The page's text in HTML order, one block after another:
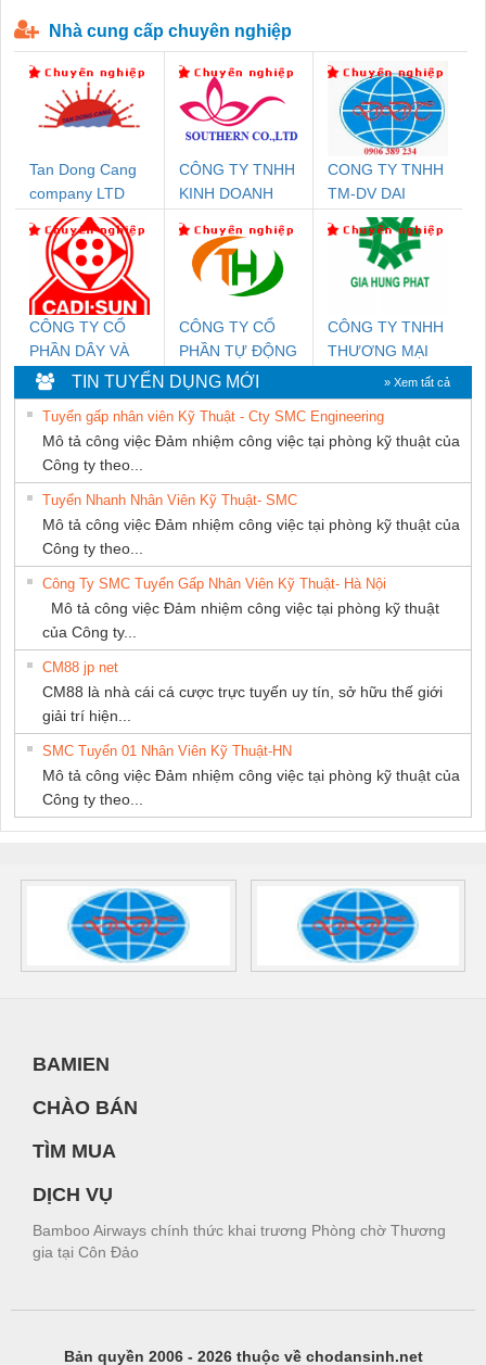
Nhà cung cấp chuyên nghiệp
Tan Dong Cang
company LTD
CÔNG TY TNHH
KINH DOANH
PHƯƠNG NAM
CONG TY TNHH
TM-DV DAI
DONG THANH
CÔNG TY CỔ
PHẦN DÂY VÀ
CÁP ĐIỆN
THƯỢNG ĐÌNH
CÔNG TY CỔ
PHẦN TỰ ĐỘNG
TIẾN HƯNG
CÔNG TY TNHH
THƯƠNG MẠI
DỊCH VỤ KỸ
THUẬT ĐIỆN CƠ
GIA HƯNG
PHÁT
TIN TUYỂN DỤNG MỚI » Xem tất cả
Tuyển gấp nhân viên Kỹ Thuật - Cty SMC Engineering
Mô tả công việc Đảm nhiệm công việc tại phòng kỹ thuật của
Công ty theo...
Tuyển Nhanh Nhân Viên Kỹ Thuật- SMC
Mô tả công việc Đảm nhiệm công việc tại phòng kỹ thuật của
Công ty theo...
Công Ty SMC Tuyển Gấp Nhân Viên Kỹ Thuật- Hà Nội
Mô tả công việc Đảm nhiệm công việc tại phòng kỹ thuật
của Công ty...
CM88 jp net
CM88 là nhà cái cá cược trực tuyến uy tín, sở hữu thế giới
giải trí hiện...
SMC Tuyển 01 Nhân Viên Kỹ Thuật-HN
Mô tả công việc Đảm nhiệm công việc tại phòng kỹ thuật của
Công ty theo...
BAMIEN
CHÀO BÁN
TÌM MUA
DỊCH VỤ
Bamboo Airways chính thức khai trương Phòng chờ Thương
gia tại Côn Đảo
Bản quyền 2006 - 2026 thuộc về chodansinh.net